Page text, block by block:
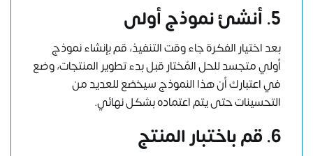
5. أنشئ نموذج أولى
بعد اختيار الفكرة جاء وقت التنفيذ، قم بإنشاء نموذج
أولي متجسد للحل المُختار قبل بدء تطوير المنتجات، وضع
في اعتبارك أن هذا النموذج سيخضع للعديد من
التحسينات حتى يتم اعتماده بشكل نهائي.
6. قم باختبار المنتج